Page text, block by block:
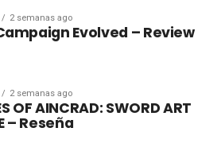
2 semanas ago
Evolved – Review
2 semanas ago
OF AINCRAD: SWORD ART
– Reseña